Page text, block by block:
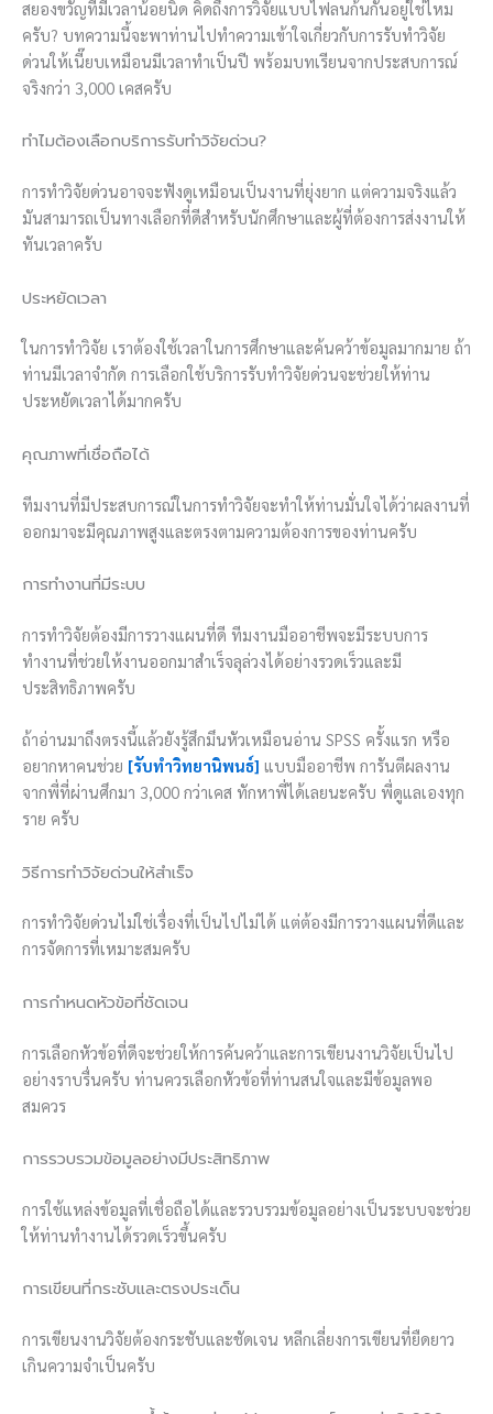
สยองขวัญที่มีเวลาน้อยนิด คิดถึงการวิจัยแบบไฟลนก้นกันอยู่ใช่ไหม
ครับ? บทความนี้จะพาท่านไปทำความเข้าใจเกี่ยวกับการรับทำวิจัย
ด่วนให้เนี๊ยบเหมือนมีเวลาทำเป็นปี พร้อมบทเรียนจากประสบการณ์
จริงกว่า 3,000 เคสครับ
ทำไมต้องเลือกบริการรับทำวิจัยด่วน?
การทำวิจัยด่วนอาจจะฟังดูเหมือนเป็นงานที่ยุ่งยาก แต่ความจริงแล้ว
มันสามารถเป็นทางเลือกที่ดีสำหรับนักศึกษาและผู้ที่ต้องการส่งงานให้
ทันเวลาครับ
ประหยัดเวลา
ในการทำวิจัย เราต้องใช้เวลาในการศึกษาและค้นคว้าข้อมูลมากมาย ถ้า
ท่านมีเวลาจำกัด การเลือกใช้บริการรับทำวิจัยด่วนจะช่วยให้ท่าน
ประหยัดเวลาได้มากครับ
คุณภาพที่เชื่อถือได้
ทีมงานที่มีประสบการณ์ในการทำวิจัยจะทำให้ท่านมั่นใจได้ว่าผลงานที่
ออกมาจะมีคุณภาพสูงและตรงตามความต้องการของท่านครับ
การทำงานที่มีระบบ
การทำวิจัยต้องมีการวางแผนที่ดี ทีมงานมืออาชีพจะมีระบบการ
ทำงานที่ช่วยให้งานออกมาสำเร็จลุล่วงได้อย่างรวดเร็วและมี
ประสิทธิภาพครับ
ถ้าอ่านมาถึงตรงนี้แล้วยังรู้สึกมึนหัวเหมือนอ่าน SPSS ครั้งแรก หรือ
อยากหาคนช่วย [รับทำวิทยานิพนธ์] แบบมืออาชีพ การันตีผลงาน
จากพี่ที่ผ่านศึกมา 3,000 กว่าเคส ทักหาพี่ได้เลยนะครับ พี่ดูแลเองทุก
ราย ครับ
วิธีการทำวิจัยด่วนให้สำเร็จ
การทำวิจัยด่วนไม่ใช่เรื่องที่เป็นไปไม่ได้ แต่ต้องมีการวางแผนที่ดีและ
การจัดการที่เหมาะสมครับ
การกำหนดหัวข้อที่ชัดเจน
การเลือกหัวข้อที่ดีจะช่วยให้การค้นคว้าและการเขียนงานวิจัยเป็นไป
อย่างราบรื่นครับ ท่านควรเลือกหัวข้อที่ท่านสนใจและมีข้อมูลพอ
สมควร
การรวบรวมข้อมูลอย่างมีประสิทธิภาพ
การใช้แหล่งข้อมูลที่เชื่อถือได้และรวบรวมข้อมูลอย่างเป็นระบบจะช่วย
ให้ท่านทำงานได้รวดเร็วขึ้นครับ
การเขียนที่กระชับและตรงประเด็น
การเขียนงานวิจัยต้องกระชับและชัดเจน หลีกเลี่ยงการเขียนที่ยืดยาว
เกินความจำเป็นครับ